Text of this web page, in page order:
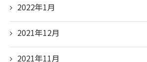
2022年1月
2021年12月
2021年11月